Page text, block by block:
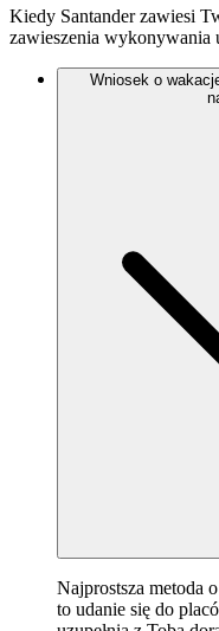
Kiedy Santander zawiesi
zawieszenia wykonywania
Wniosek o
Najprostsza metoda
to udanie się do